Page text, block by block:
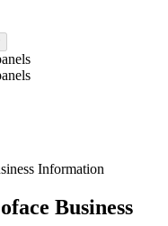
Information
Business